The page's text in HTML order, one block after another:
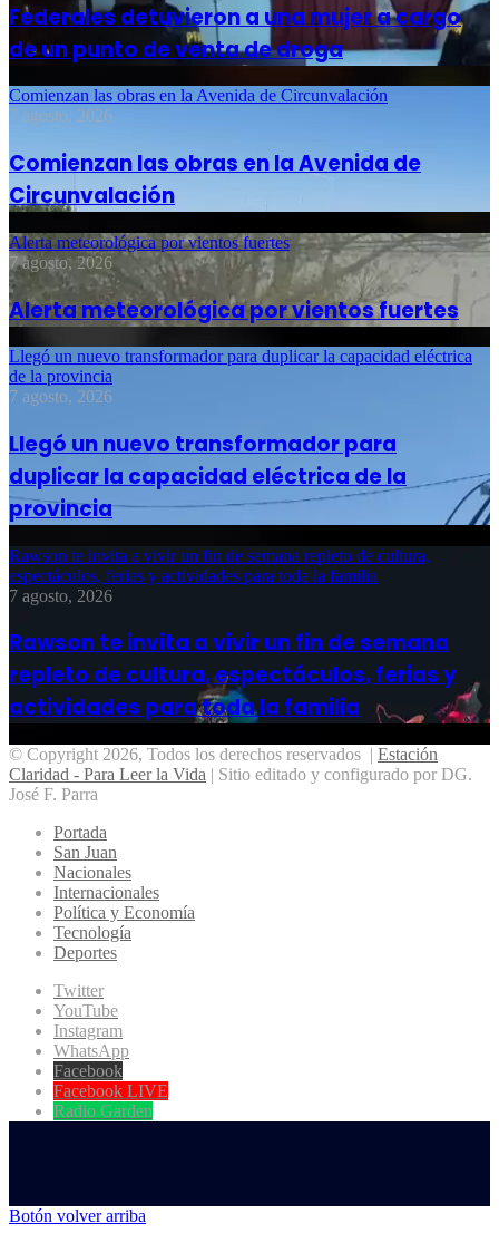
Federales detuvieron a una mujer a cargo
de un punto de venta de droga
Comienzan las obras en la Avenida de Circunvalación
7 agosto, 2026
Comienzan las obras en la Avenida de
Circunvalación
Alerta meteorológica por vientos fuertes
7 agosto, 2026
Alerta meteorológica por vientos fuertes
Llegó un nuevo transformador para duplicar la capacidad eléctrica
de la provincia
7 agosto, 2026
Llegó un nuevo transformador para
duplicar la capacidad eléctrica de la
provincia
Rawson te invita a vivir un fin de semana repleto de cultura,
espectáculos, ferias y actividades para toda la familia
7 agosto, 2026
Rawson te invita a vivir un fin de semana
repleto de cultura, espectáculos, ferias y
actividades para toda la familia
© Copyright 2026, Todos los derechos reservados | Estación
Claridad - Para Leer la Vida | Sitio editado y configurado por DG.
José F. Parra
Portada
San Juan
Nacionales
Internacionales
Política y Economía
Tecnología
Deportes
Twitter
YouTube
Instagram
WhatsApp
Facebook
Facebook LIVE
Radio Garden
Botón volver arriba